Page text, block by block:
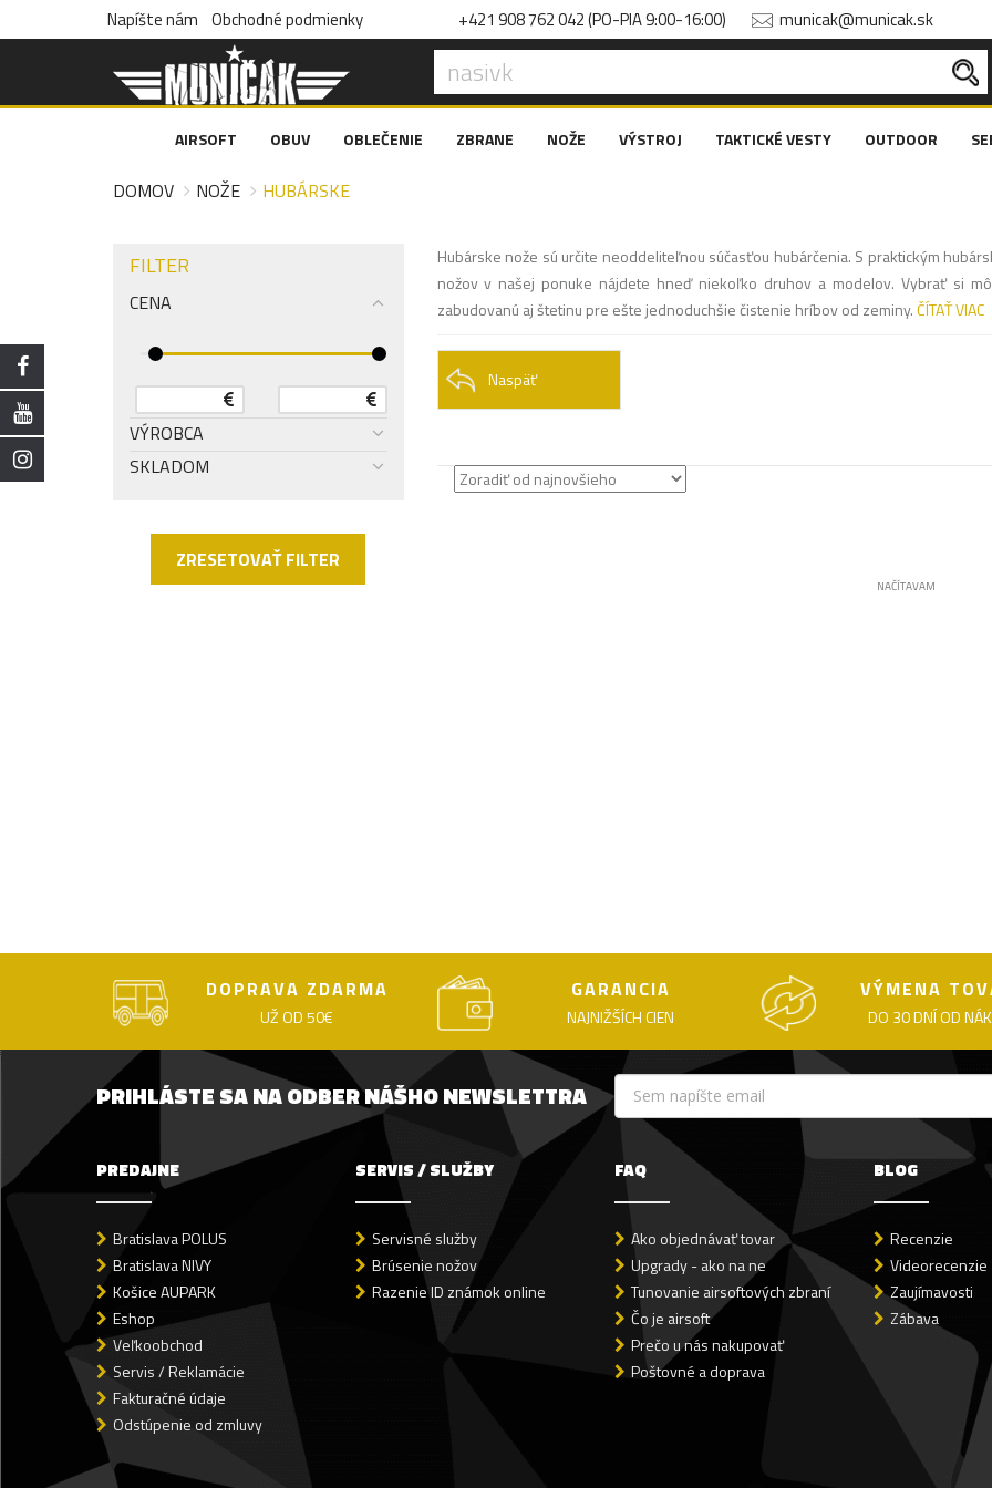
Napíšte nám Obchodné podmienky +421 908 762 042 (PO-PIA 9:00-16:00) municak@municak.sk
AIRSOFT OBUV OBLEČENIE ZBRANE NOŽE VÝSTROJ TAKTICKÉ VESTY OUTDOOR
DOMOV NOŽE HUBÁRSKE
FILTER
CENA
VÝROBCA
SKLADOM
ZRESETOVAŤ FILTER
Hubárske nože sú určite neoddeliteľnou súčasťou hubárčenia. S praktickým
nožov v našej ponuke nájdete hneď niekoľko druhov a modelov. Vybrať si
zabudovanú aj štetinu pre ešte jednoduchšie čistenie hríbov od zeminy.ČÍTAŤ VIAC
Naspäť
NAČÍTAVAM
DOPRAVA ZDARMA
UŽ OD 50€
GARANCIA
NAJNIŽŠÍCH CIEN
VÝMENA
DO 30 DNÍ OD
PRIHLÁSTE SA NA ODBER NÁŠHO NEWSLETTRA
PREDAJNE
Bratislava POLUS
Bratislava NIVY
Košice AUPARK
Eshop
Veľkoobchod
Servis / Reklamácie
Fakturačné údaje
Odstúpenie od zmluvy
SERVIS / SLUŽBY
Servisné služby
Brúsenie nožov
Razenie ID známok online
FAQ
Ako objednávať tovar
Upgrady - ako na ne
Tunovanie airsoftových zbraní
Čo je airsoft
Prečo u nás nakupovať
Poštovné a doprava
BLOG
Recenzie
Videorecenzie
Zaujímavosti
Zábava